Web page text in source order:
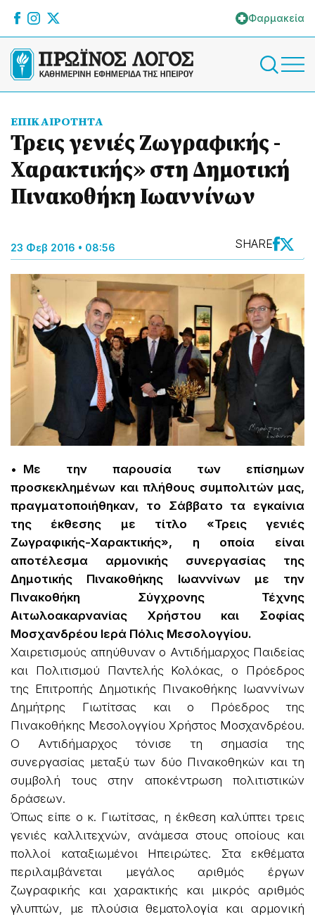
Φαρμακεία
ΕΠΙΚΑΙΡΟΤΗΤΑ
Τρεις γενιές Ζωγραφικής -
Χαρακτικής» στη Δημοτική
Πινακοθήκη Ιωαννίνων
23 Φεβ 2016 • 08:56 SHARE
• Με την παρουσία των επίσημων
προσκεκλημένων και πλήθους συμπολιτών μας,
πραγματοποιήθηκαν, το Σάββατο τα εγκαίνια
της έκθεσης με τίτλο «Τρεις γενιές
Ζωγραφικής-Χαρακτικής», η οποία είναι
αποτέλεσμα αρμονικής συνεργασίας της
Δημοτικής Πινακοθήκης Ιωαννίνων με την
Πινακοθήκη Σύγχρονης Τέχνης
Αιτωλοακαρνανίας Χρήστου και Σοφίας
Μοσχανδρέου Ιερά Πόλις Μεσολογγίου.
Χαιρετισμούς απηύθυναν ο Αντιδήμαρχος Παιδείας
και Πολιτισμού Παντελής Κολόκας, ο Πρόεδρος
της Επιτροπής Δημοτικής Πινακοθήκης Ιωαννίνων
Δημήτρης Γιωτίτσας και ο Πρόεδρος της
Πινακοθήκης Μεσολογγίου Χρήστος Μοσχανδρέου.
Ο Αντιδήμαρχος τόνισε τη σημασία της
συνεργασίας μεταξύ των δύο Πινακοθηκών και τη
συμβολή τους στην αποκέντρωση πολιτιστικών
δράσεων.
Όπως είπε ο κ. Γιωτίτσας, η έκθεση καλύπτει τρεις
γενιές καλλιτεχνών, ανάμεσα στους οποίους και
πολλοί καταξιωμένοι Ηπειρώτες. Στα εκθέματα
περιλαμβάνεται μεγάλος αριθμός έργων
ζωγραφικής και χαρακτικής και μικρός αριθμός
γλυπτών, με πλούσια θεματολογία και αρμονική